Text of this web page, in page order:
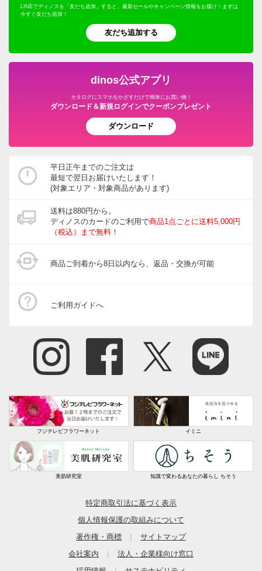
LINEでディノスを「友だち追加」すると、最新セールやキャンペーン情報をお届け！まずは
今すぐ友だち追加！
友だち追加する
dinos公式アプリ
カタログにスマホをかざすだけで簡単にお買い物！
ダウンロード＆新規ログインでクーポンプレゼント
ダウンロード
平日正午までのご注文は
最短で翌日お届けいたします！
(対象エリア・対象商品があります)
送料は880円から。
ディノスのカードのご利用で商品1点ごとに送料5,000円
（税込）まで無料！
商品ご到着から8日以内なら、返品・交換が可能
ご利用ガイドへ
フジテレビフラワーネット イミニ
美肌研究室 知識で変わるあなたの暮らし ちそう
特定商取引法に基づく表示
個人情報保護の取組みについて
著作権・商標
サイトマップ
会社案内
法人・企業様向け窓口